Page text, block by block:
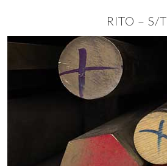
KONTAKT
RITO – S/T